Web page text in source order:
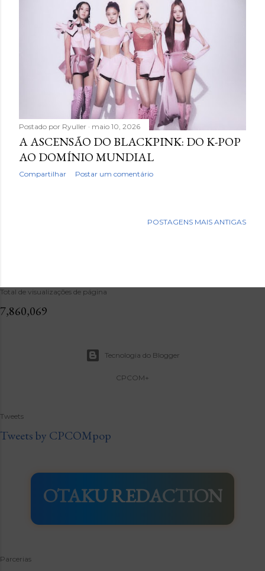
Postado por Ryuller maio 10, 2026
A ASCENSÃO DO BLACKPINK: DO K-POP
AO DOMÍNIO MUNDIAL
Compartilhar Postar um comentário
POSTAGENS MAIS ANTIGAS
Total de visualizações de página
7,860,069
Tecnologia do Blogger
CPCOM+
Tweets
Tweets by CPCOMpop
OTAKU REDACTION
Parcerias